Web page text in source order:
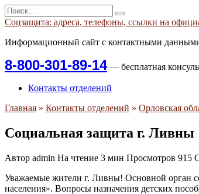
Перейти
к
содержанию
Search
for:
Соцзащита: адреса, телефоны, ссылки на
Информационный сайт с контактными
8-800-301-89-14— бесплатная
Контакты отделений
Главная » Контакты отделений » Орловская
Социальная защита г. Ливны
Автор admin На чтение 3 мин Просмотров 915
Уважаемые жители г. Ливны! Основной орган
населения». Вопросы назначения детских